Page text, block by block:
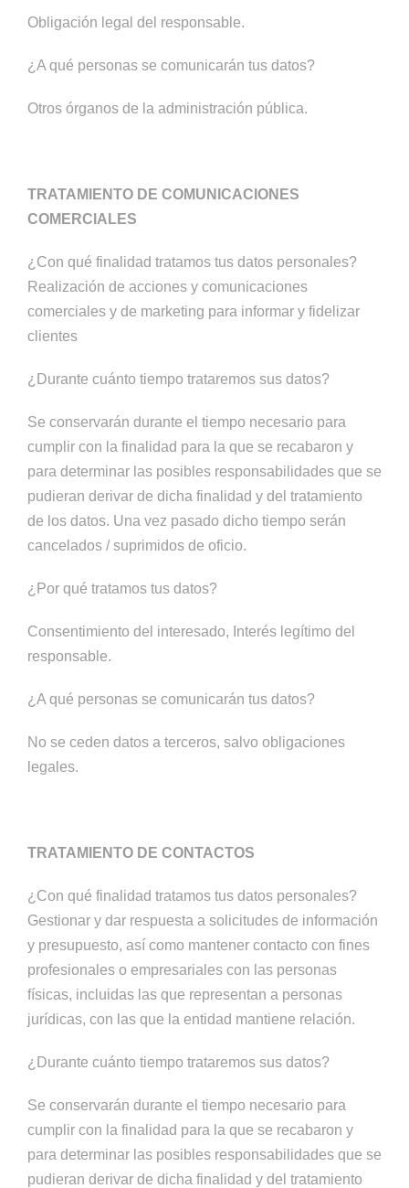
Obligación legal del responsable.
¿A qué personas se comunicarán tus datos?
Otros órganos de la administración pública.
TRATAMIENTO DE COMUNICACIONES
COMERCIALES
¿Con qué finalidad tratamos tus datos personales?
Realización de acciones y comunicaciones
comerciales y de marketing para informar y fidelizar
clientes
¿Durante cuánto tiempo trataremos sus datos?
Se conservarán durante el tiempo necesario para
cumplir con la finalidad para la que se recabaron y
para determinar las posibles responsabilidades que se
pudieran derivar de dicha finalidad y del tratamiento
de los datos. Una vez pasado dicho tiempo serán
cancelados / suprimidos de oficio.
¿Por qué tratamos tus datos?
Consentimiento del interesado, Interés legítimo del
responsable.
¿A qué personas se comunicarán tus datos?
No se ceden datos a terceros, salvo obligaciones
legales.
TRATAMIENTO DE CONTACTOS
¿Con qué finalidad tratamos tus datos personales?
Gestionar y dar respuesta a solicitudes de información
y presupuesto, así como mantener contacto con fines
profesionales o empresariales con las personas
físicas, incluidas las que representan a personas
jurídicas, con las que la entidad mantiene relación.
¿Durante cuánto tiempo trataremos sus datos?
Se conservarán durante el tiempo necesario para
cumplir con la finalidad para la que se recabaron y
para determinar las posibles responsabilidades que se
pudieran derivar de dicha finalidad y del tratamiento